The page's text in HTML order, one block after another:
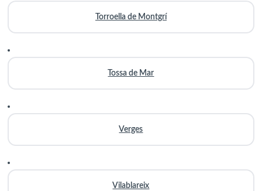
Torroella de Montgrí
Tossa de Mar
Verges
Vilablareix